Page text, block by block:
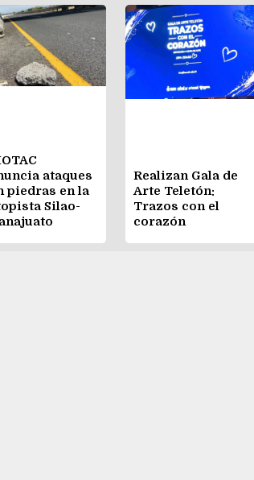
ataques
piedras en la
Silao-
Realizan Gala de
Arte Teletón:
Trazos con el
corazón